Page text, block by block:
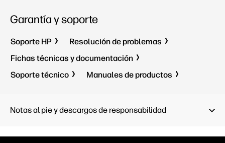
Garantía y soporte
Soporte HP
Resolución de problemas
Fichas técnicas y documentación
Soporte técnico
Manuales de productos
Notas al pie y descargos de responsabilidad